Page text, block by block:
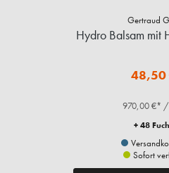
Gertraud
Hydro Balsam mit
48,50
970,00 €* /
+ 48
Sofort